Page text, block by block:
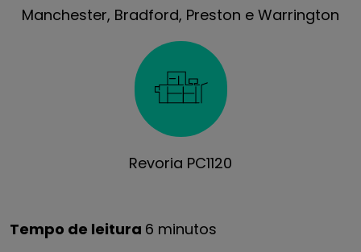
Manchester, Bradford, Preston e Warrington
Revoria PC1120
Tempo de leitura 6 minutos